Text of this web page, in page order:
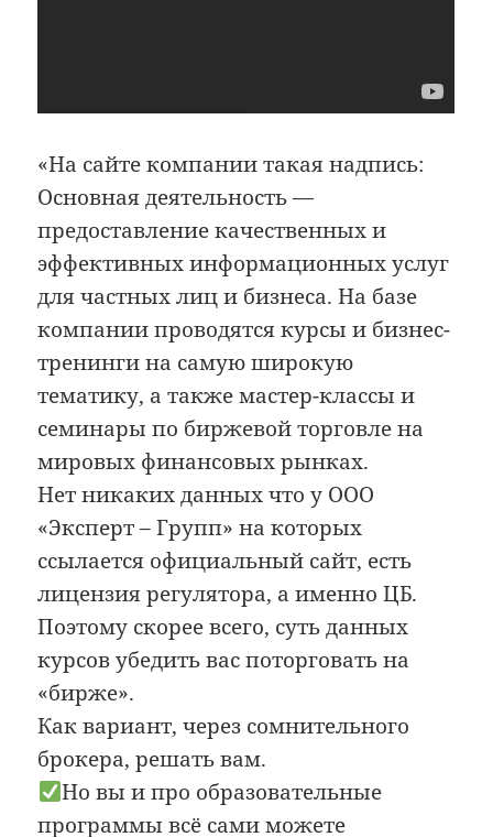
«На сайте компании такая надпись:
Основная деятельность —
предоставление качественных и
эффективных информационных услуг
для частных лиц и бизнеса. На базе
компании проводятся курсы и бизнес-
тренинги на самую широкую
тематику, а также мастер-классы и
семинары по биржевой торговле на
мировых финансовых рынках.
Нет никаких данных что у ООО
«Эксперт – Групп» на которых
ссылается официальный сайт, есть
лицензия регулятора, а именно ЦБ.
Поэтому скорее всего, суть данных
курсов убедить вас поторговать на
«бирже».
Как вариант, через сомнительного
брокера, решать вам.
Но вы и про образовательные
программы всё сами можете